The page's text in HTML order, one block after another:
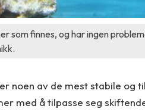
som finnes, og har ingen
noen av de mest stabile og
med å tilpasse seg